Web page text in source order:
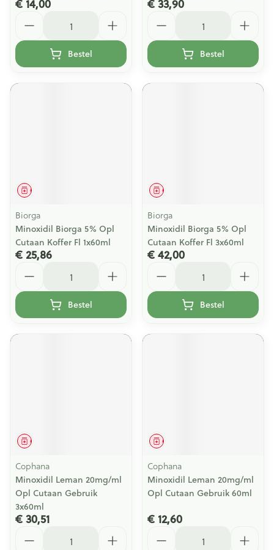
€ 14,00
Bestel
€ 33,90
Bestel
Geneesmiddel
Biorga
Minoxidil Biorga 5% Opl
Cutaan Koffer Fl 1x60ml
€ 25,86
Bestel
Geneesmiddel
Biorga
Minoxidil Biorga 5% Opl
Cutaan Koffer Fl 3x60ml
€ 42,00
Bestel
Geneesmiddel
Cophana
Minoxidil Leman 20mg/ml
Opl Cutaan Gebruik
3x60ml
€ 30,51
Geneesmiddel
Cophana
Minoxidil Leman 20mg/ml
Opl Cutaan Gebruik 60ml
€ 12,60